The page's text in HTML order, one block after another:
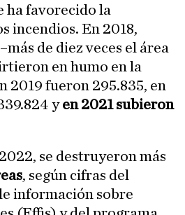
ha favorecido la
incendios. En 2018,
de diez veces el área
en humo en la
2019 fueron 295.835, en
yen 2021 subieron
se destruyeron más
, según cifras del
información sobre